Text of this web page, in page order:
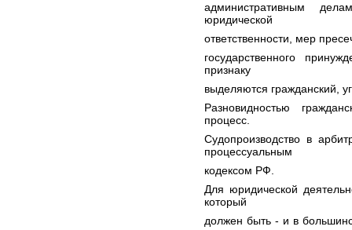
административным
юридической
ответственности, мер
государственного
признаку
выделяются гражданский,
Разновидностью
процесс.
Судопроизводство в
процессуальным
кодексом РФ.
Для юридической
который
должен быть - и в